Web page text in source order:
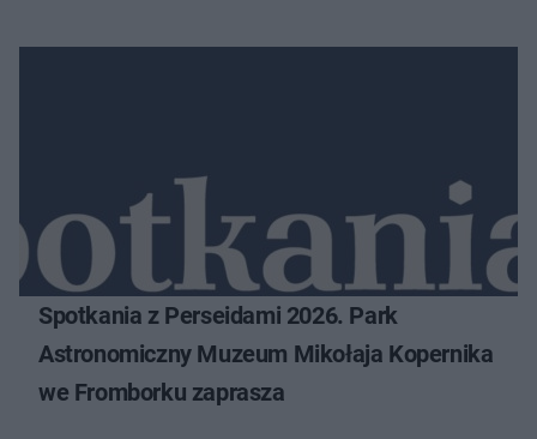
Spotkania z Perseidami 2026. Park
Astronomiczny Muzeum Mikołaja Kopernika
we Fromborku zaprasza